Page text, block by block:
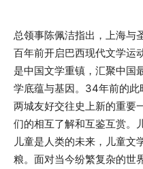
总领事陈佩洁指出，上海与
百年前开启巴西现代文学运
是中国文学重镇，汇聚中国
学底蕴与基因。34年前的
两城友好交往史上新的重要
们的相互了解和互鉴互赏。
儿童是人类的未来，儿童文
粮。面对当今纷繁复杂的世